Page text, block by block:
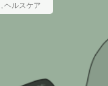
, ヘルスケア